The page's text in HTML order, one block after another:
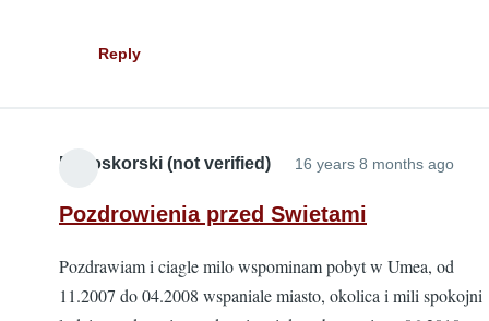
Reply
Bialoskorski (not verified) 16 years 8 months ago
Pozdrowienia przed Swietami
Pozdrawiam i ciagle milo wspominam pobyt w Umea, od
11.2007 do 04.2008 wspaniale miasto, okolica i mili spokojni